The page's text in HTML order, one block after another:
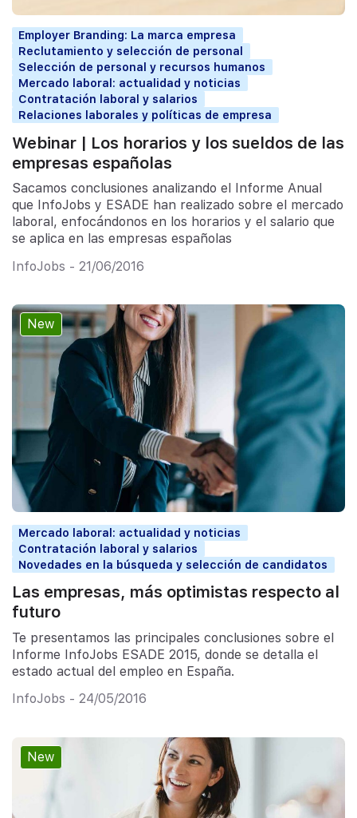
Employer Branding: La marca empresa
Reclutamiento y selección de personal
Selección de personal y recursos humanos
Mercado laboral: actualidad y noticias
Contratación laboral y salarios
Relaciones laborales y políticas de empresa
Webinar | Los horarios y los sueldos de las
empresas españolas
Sacamos conclusiones analizando el Informe Anual
que InfoJobs y ESADE han realizado sobre el mercado
laboral, enfocándonos en los horarios y el salario que
se aplica en las empresas españolas
InfoJobs - 21/06/2016
New
Mercado laboral: actualidad y noticias
Contratación laboral y salarios
Novedades en la búsqueda y selección de candidatos
Las empresas, más optimistas respecto al
futuro
Te presentamos las principales conclusiones sobre el
Informe InfoJobs ESADE 2015, donde se detalla el
estado actual del empleo en España.
InfoJobs - 24/05/2016
New